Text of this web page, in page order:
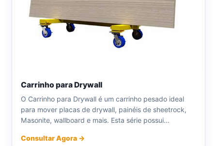
Carrinho para Drywall
O Carrinho para Drywall é um carrinho pesado ideal
para mover placas de drywall, painéis de sheetrock,
Masonite, wallboard e mais. Esta série possui...
Consultar Agora →